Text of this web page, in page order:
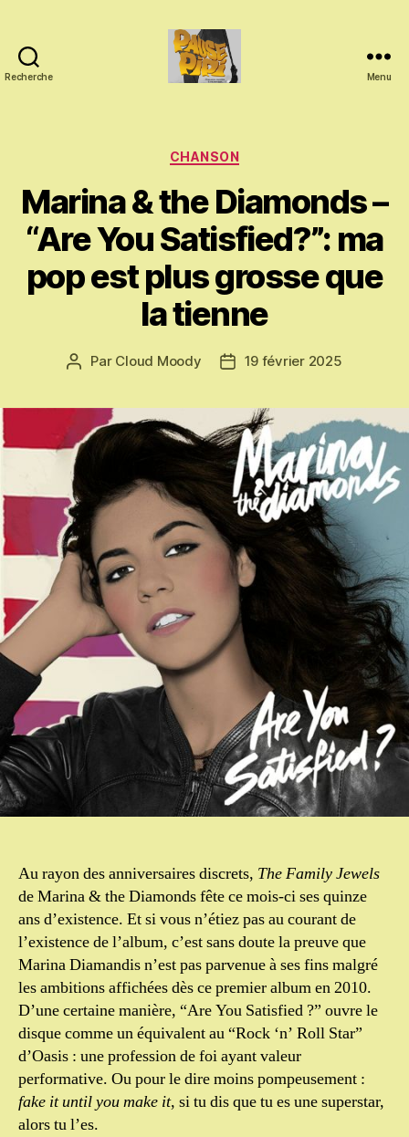
Recherche Menu
Catégories
CHANSON
Marina & the Diamonds –
“Are You Satisfied?”: ma
pop est plus grosse que
la tienne
Auteur
Par Cloud Moody
Date19 février 2025
Au rayon des anniversaires discrets, The Family Jewels
de Marina & the Diamonds fête ce mois-ci ses quinze
ans d’existence. Et si vous n’étiez pas au courant de
l’existence de l’album, c’est sans doute la preuve que
Marina Diamandis n’est pas parvenue à ses fins malgré
les ambitions affichées dès ce premier album en 2010.
D’une certaine manière, “Are You Satisfied ?” ouvre le
disque comme un équivalent au “Rock ‘n’ Roll Star”
d’Oasis : une profession de foi ayant valeur
performative. Ou pour le dire moins pompeusement :
fake it until you make it, si tu dis que tu es une superstar,
alors tu l’es.